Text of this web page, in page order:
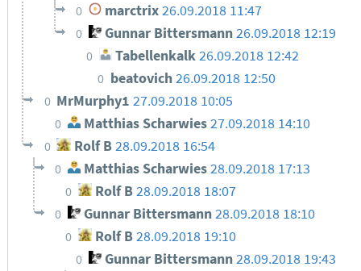
0 marctrix26.09.2018 11:47
0 Gunnar Bittersmann26.09.2018 12:19
0 Tabellenkalk26.09.2018 12:42
0 beatovich26.09.2018 12:50
0 MrMurphy127.09.2018 10:05
0 Matthias Scharwies 27.09.2018 14:10
0 Rolf B28.09.2018 16:54
0 Matthias Scharwies 28.09.2018 17:13
0 Rolf B 28.09.2018 18:07
0 Gunnar Bittersmann 28.09.2018 18:10
0 Rolf B 28.09.2018 19:10
0 Gunnar Bittersmann28.09.2018 19:43